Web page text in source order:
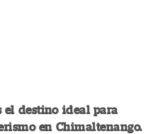
el destino ideal para
en Chimaltenango.